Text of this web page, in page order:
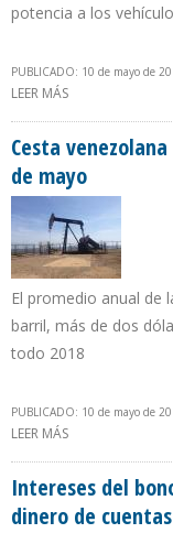
potencia a los
PUBLICADO: 10 de mayo de
LEER MÁS
Cesta
de mayo
El promedio anual de
barril, más de dos
todo 2018
PUBLICADO: 10 de mayo de
LEER MÁS
Intereses del
dinero de